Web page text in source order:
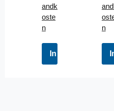
andk
oste
n
In den
n